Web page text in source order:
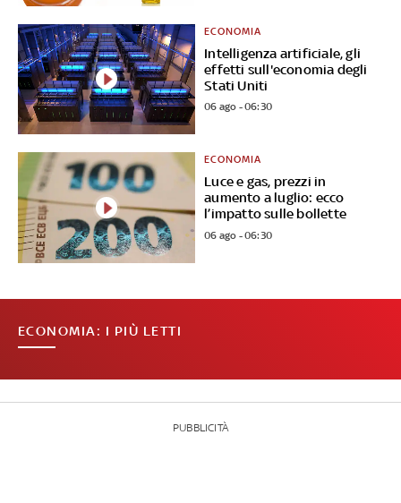
Intelligenza artificiale, gli
effetti sull'economia degli
Stati Uniti
ECONOMIA
06 ago - 06:30
Luce e gas, prezzi in
aumento a luglio: ecco
l’impatto sulle bollette
ECONOMIA
06 ago - 06:30
ECONOMIA: I PIÙ LETTI
PUBBLICITÀ